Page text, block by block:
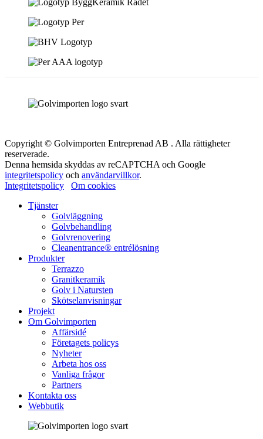
Copyright © Golvimporten Entreprenad AB . Alla rättigheter
reserverade.
Denna hemsida skyddas av reCAPTCHA och Google
integritetspolicy och användarvillkor.
Integritetspolicy
Om cookies
Tjänster
Golvläggning
Golvbehandling
Golvrenovering
Cleanentrance® entrélösning
Produkter
Terrazzo
Granitkeramik
Golv i Natursten
Skötselanvisningar
Projekt
Om Golvimporten
Affärsidé
Företagets policys
Nyheter
Arbeta hos oss
Vanliga frågor
Partners
Kontakta oss
Webbutik